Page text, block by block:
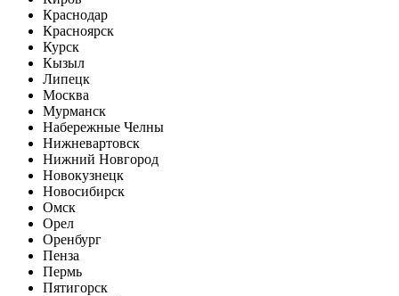
Краснодар
Красноярск
Курск
Кызыл
Липецк
Москва
Мурманск
Набережные Челны
Нижневартовск
Нижний Новгород
Новокузнецк
Новосибирск
Омск
Орел
Оренбург
Пенза
Пермь
Пятигорск